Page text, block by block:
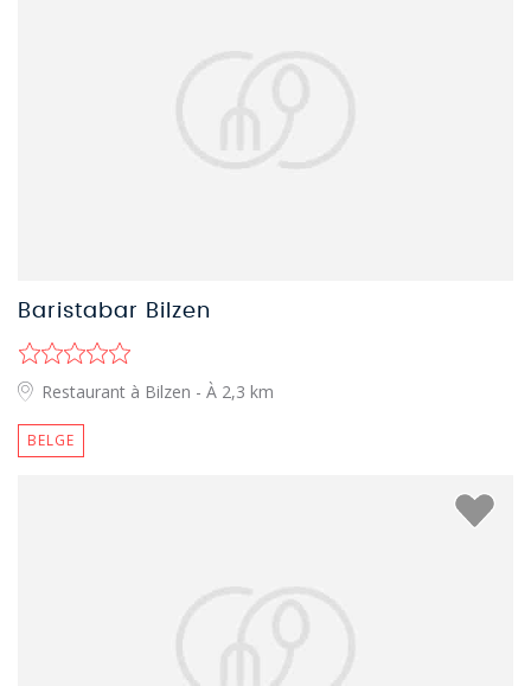
Baristabar Bilzen
Restaurant à Bilzen - À 2,3 km
BELGE